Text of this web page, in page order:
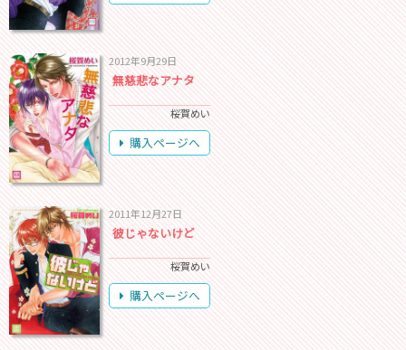
2012年9月29日
無慈悲なアナタ
桜賀めい
購入ページへ
2011年12月27日
彼じゃないけど
桜賀めい
購入ページへ